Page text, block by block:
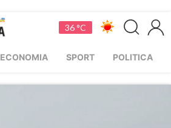
36 °C
ECONOMIA SPORT POLITICA